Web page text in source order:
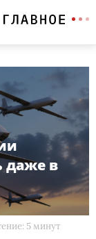
даже в
5 минут